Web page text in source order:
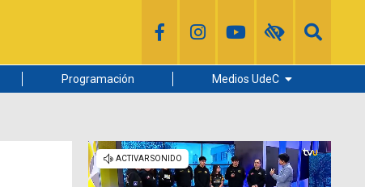
Programación Medios UdeC
Radio UdeC
Noticias UdeC